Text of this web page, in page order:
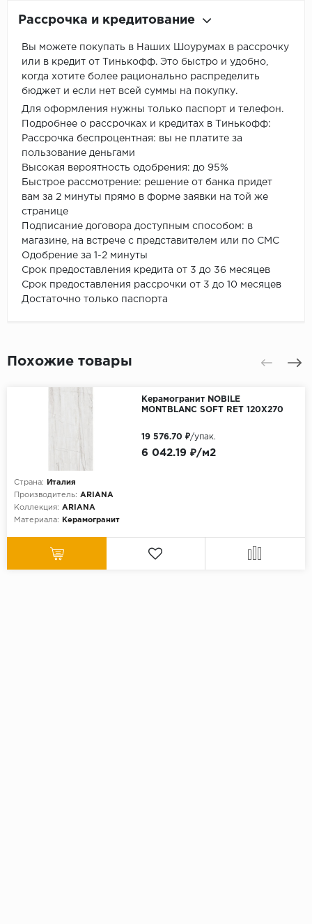
Рассрочка и кредитование
Вы можете покупать в Наших Шоурумах в рассрочку
или в кредит от Тинькофф. Это быстро и удобно,
когда хотите более рационально распределить
бюджет и если нет всей суммы на покупку.
Для оформления нужны только паспорт и телефон.
Подробнее о рассрочках и кредитах в Тинькофф:
Рассрочка беспроцентная: вы не платите за
пользование деньгами
Высокая вероятность одобрения: до 95%
Быстрое рассмотрение: решение от банка придет
вам за 2 минуты прямо в форме заявки на той же
странице
Подписание договора доступным способом: в
магазине, на встрече с представителем или по СМС
Одобрение за 1-2 минуты
Срок предоставления кредита от 3 до 36 месяцев
Срок предоставления рассрочки от 3 до 10 месяцев
Достаточно только паспорта
Похожие товары
Керамогранит NOBILE
MONTBLANC SOFT RET 120X270
Страна:
Италия
Производитель: ARIANA
Коллекция: ARIANA
Материала:
Керамогранит
6 042.19 ₽/м2
19 576.70 ₽/упак.